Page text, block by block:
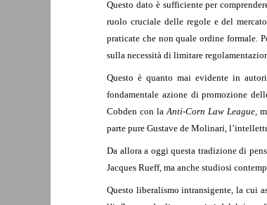
Questo dato è sufficiente per
ruolo cruciale delle regole e del
praticate che non quale ordine formale.
sulla necessità di limitare
Questo è quanto mai evidente in
fondamentale azione di promozione
Cobden con laAnti-Corn Law League,
parte pure Gustave de Molinari,
Da allora a oggi questa tradizione di
Jacques Rueff, ma anche studiosi
Questo liberalismo intransigente, la cui